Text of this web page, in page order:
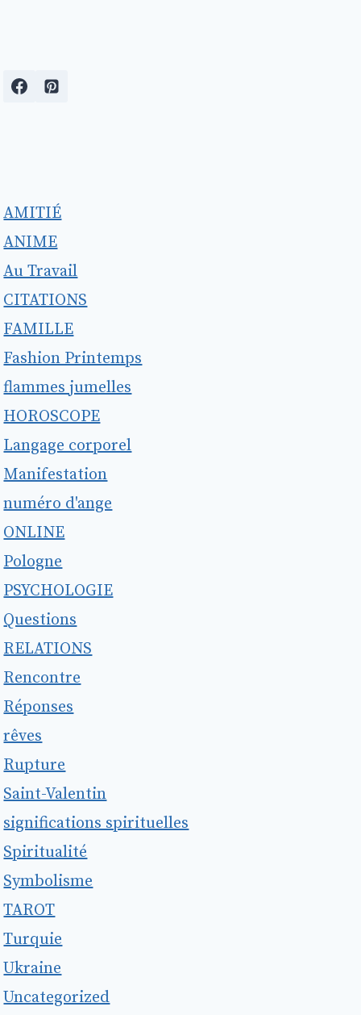
AMITIÉ
ANIME
Au Travail
CITATIONS
FAMILLE
Fashion Printemps
flammes jumelles
HOROSCOPE
Langage corporel
Manifestation
numéro d'ange
ONLINE
Pologne
PSYCHOLOGIE
Questions
RELATIONS
Rencontre
Réponses
rêves
Rupture
Saint-Valentin
significations spirituelles
Spiritualité
Symbolisme
TAROT
Turquie
Ukraine
Uncategorized